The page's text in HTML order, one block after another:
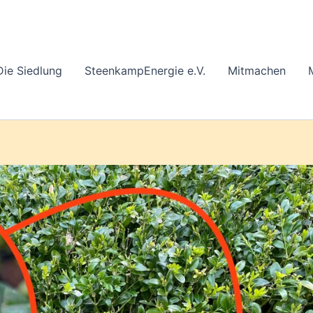
Siedlung SteenkampEnergie e.V. Mitmachen